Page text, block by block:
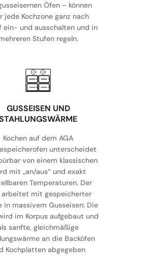
Öfen – können
jede Kochzone ganz nach
ein- und ausschalten und in
Stufen regeln.
GUSSEISEN UND
Kochen auf dem AGA
unterscheidet
von einem klassischen
mit „an/aus“ und exakt
Temperaturen. Der
arbeitet mit gespeicherter
in massivem Gusseisen: Die
im Korpus aufgebaut und
sanfte, gleichmäßige
an die Backöfen
Kochplatten abgegeben